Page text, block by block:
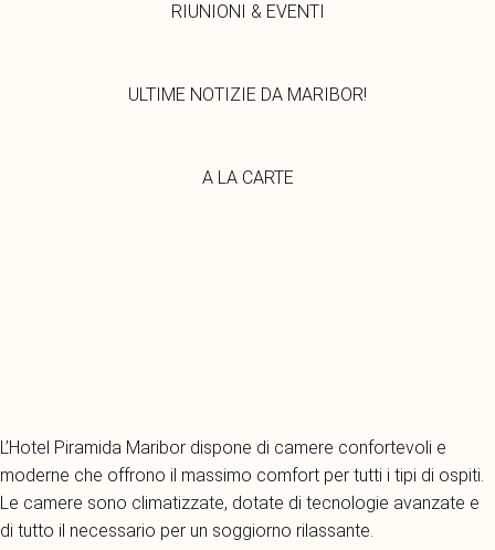
RIUNIONI & EVENTI
ULTIME NOTIZIE DA MARIBOR!
A LA CARTE
L’Hotel Piramida Maribor dispone di camere confortevoli e
moderne che offrono il massimo comfort per tutti i tipi di ospiti.
Le camere sono climatizzate, dotate di tecnologie avanzate e
di tutto il necessario per un soggiorno rilassante.